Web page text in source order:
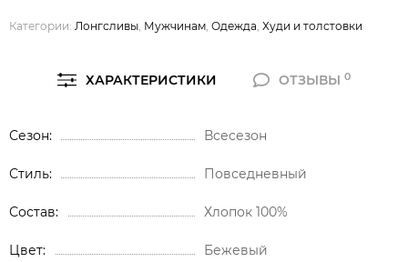
Категории: Лонгсливы, Мужчинам, Одежда, Худи и толстовки
ХАРАКТЕРИСТИКИ ОТЗЫВЫ0
Сезон Всесезон
Стиль Повседневный
Состав Хлопок 100%
Цвет Бежевый